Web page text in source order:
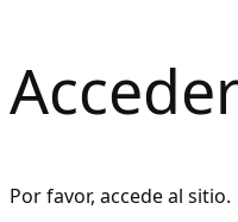
Por favor, accede al sitio.